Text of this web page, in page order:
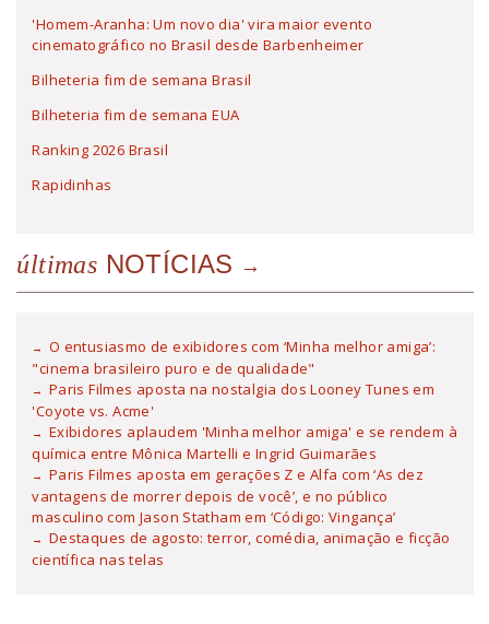
'Homem-Aranha: Um novo dia' vira maior evento
cinematográfico no Brasil desde Barbenheimer
Bilheteria fim de semana Brasil
Bilheteria fim de semana EUA
Ranking 2026 Brasil
Rapidinhas
últimas NOTÍCIAS
O entusiasmo de exibidores com ‘Minha melhor amiga’:
"cinema brasileiro puro e de qualidade"
Paris Filmes aposta na nostalgia dos Looney Tunes em
'Coyote vs. Acme'
Exibidores aplaudem 'Minha melhor amiga' e se rendem à
química entre Mônica Martelli e Ingrid Guimarães
Paris Filmes aposta em gerações Z e Alfa com ‘As dez
vantagens de morrer depois de você’, e no público
masculino com Jason Statham em ‘Código: Vingança’
Destaques de agosto: terror, comédia, animação e ficção
científica nas telas